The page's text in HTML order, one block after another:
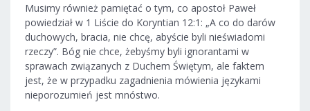
Musimy również pamiętać o tym, co apostoł Paweł
powiedział w 1 Liście do Koryntian 12:1: „A co do darów
duchowych, bracia, nie chcę, abyście byli nieświadomi
rzeczy”. Bóg nie chce, żebyśmy byli ignorantami w
sprawach związanych z Duchem Świętym, ale faktem
jest, że w przypadku zagadnienia mówienia językami
nieporozumień jest mnóstwo.